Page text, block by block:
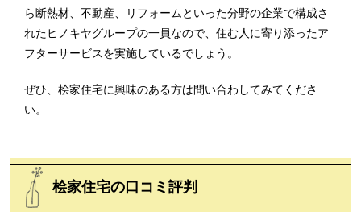
ら断熱材、不動産、リフォームといった分野の企業で構成さ
れたヒノキヤグループの一員なので、住む人に寄り添ったア
フターサービスを実施しているでしょう。
ぜひ、桧家住宅に興味のある方は問い合わしてみてくださ
い。
桧家住宅の口コミ評判